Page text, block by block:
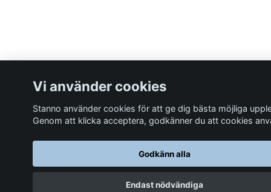
Vi använder cookies
Stanno använder cookies för att ge dig bästa möjliga
Genom att klicka acceptera, godkänner du att cookies
Godkänn alla
Endast nödvändiga